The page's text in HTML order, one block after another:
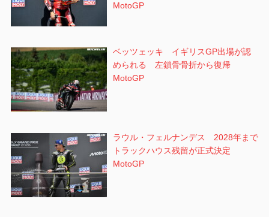
MotoGP
ベッツェッキ イギリスGP出場が認
められる 左鎖骨骨折から復帰
MotoGP
ラウル・フェルナンデス 2028年まで
トラックハウス残留が正式決定
MotoGP